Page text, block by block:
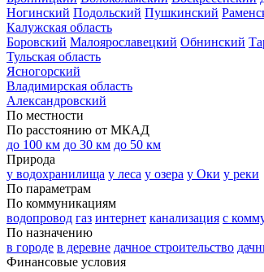
Ногинский Подольский Пушкинский
Калужская область
Боровский Малоярославецкий Обнинский
Тульская область
Ясногорский
Владимирская область
Александровский
По местности
По расстоянию от МКАД
до 100 км до 30 км до 50 км
Природа
у водохранилища у леса у озера у Оки у реки
По параметрам
По коммуникациям
водопровод газ интернет канализация с
По назначению
в городе в деревне дачное строительство
Финансовые условия